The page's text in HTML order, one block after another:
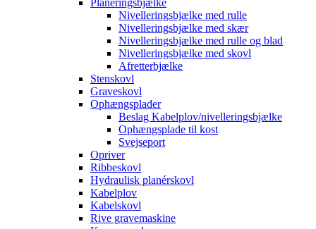
Nivelleringsbjælke med rulle
Nivelleringsbjælke med skær
Nivelleringsbjælke med rulle og blad
Nivelleringsbjælke med skovl
Afretterbjælke
Stenskovl
Graveskovl
Ophængsplader
Beslag Kabelplov/nivelleringsbjælke
Ophængsplade til kost
Svejseport
Opriver
Ribbeskovl
Hydraulisk planérskovl
Kabelplov
Kabelskovl
Rive gravemaskine